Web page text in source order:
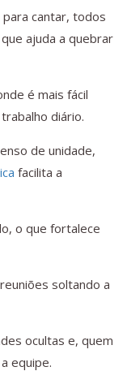
cantar, todos
ajuda a quebrar
é mais fácil
diário.
de unidade,
facilita a
o que fortalece
soltando a
ocultas e, quem
equipe.